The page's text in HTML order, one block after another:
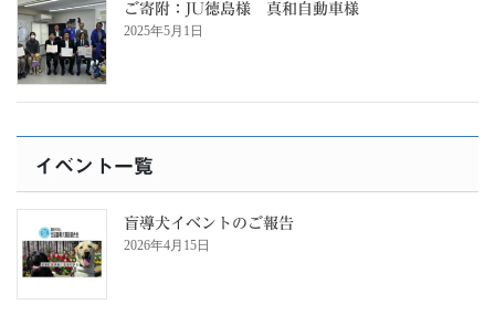
ご寄附：JU徳島様 真和自動車様
2025年5月1日
イベント一覧
盲導犬イベントのご報告
2026年4月15日